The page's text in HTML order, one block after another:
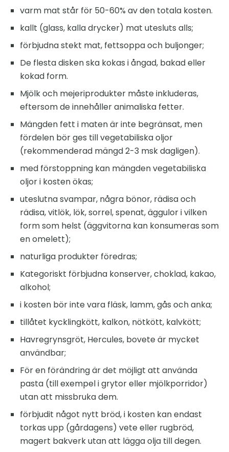
varm mat står för 50-60% av den totala kosten.
kallt (glass, kalla drycker) mat utesluts alls;
förbjudna stekt mat, fettsoppa och buljonger;
De flesta disken ska kokas i ångad, bakad eller
kokad form.
Mjölk och mejeriprodukter måste inkluderas,
eftersom de innehåller animaliska fetter.
Mängden fett i maten är inte begränsat, men
fördelen bör ges till vegetabiliska oljor
(rekommenderad mängd 2-3 msk dagligen).
med förstoppning kan mängden vegetabiliska
oljor i kosten ökas;
uteslutna svampar, några bönor, rädisa och
rädisa, vitlök, lök, sorrel, spenat, äggulor i vilken
form som helst (äggvitorna kan konsumeras som
en omelett);
naturliga produkter föredras;
Kategoriskt förbjudna konserver, choklad, kakao,
alkohol;
i kosten bör inte vara fläsk, lamm, gås och anka;
tillåtet kycklingkött, kalkon, nötkött, kalvkött;
Havregrynsgröt, Hercules, bovete är mycket
användbar;
För en förändring är det möjligt att använda
pasta (till exempel i grytor eller mjölkporridor)
utan att missbruka dem.
förbjudit något nytt bröd, i kosten kan endast
torkas upp (gårdagens) vete eller rugbröd,
magert bakverk utan att lägga olja till degen.